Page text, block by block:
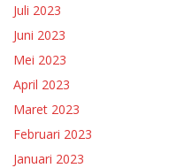
Juli 2023
Juni 2023
Mei 2023
April 2023
Maret 2023
Februari 2023
Januari 2023